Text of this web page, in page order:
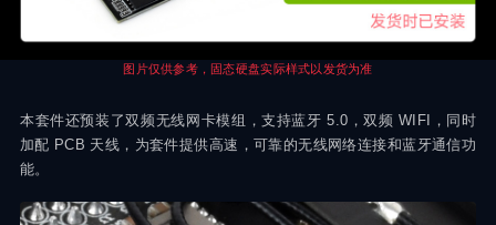
图片仅供参考，固态硬盘实际样式以发货为准
本套件还预装了双频无线网卡模组，支持蓝牙 5.0，双频 WIFI，同时
加配 PCB 天线，为套件提供高速，可靠的无线网络连接和蓝牙通信功
能。